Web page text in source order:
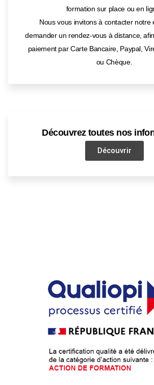
formation sur place ou en
Nous vous invitons à contacter notre
demander un rendez-vous à distance,
paiement par Carte Bancaire, Paypal,
ou Chèque.
Découvrez toutes nos
Découvrir